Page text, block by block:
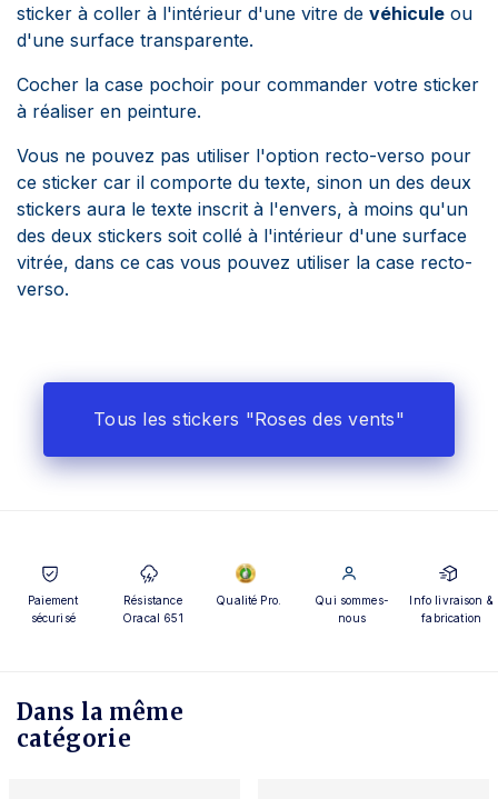
sticker à coller à l'intérieur d'une vitre de véhicule ou
d'une surface transparente.
Cocher la case pochoir pour commander votre sticker
à réaliser en peinture.
Vous ne pouvez pas utiliser l'option recto-verso pour
ce sticker car il comporte du texte, sinon un des deux
stickers aura le texte inscrit à l'envers, à moins qu'un
des deux stickers soit collé à l'intérieur d'une surface
vitrée, dans ce cas vous pouvez utiliser la case recto-
verso.
Tous les stickers "Roses des vents"
Paiement
sécurisé
Résistance
Oracal 651
Qualité Pro.
Qui sommes-
nous
Info livraison &
fabrication
Dans la même
catégorie